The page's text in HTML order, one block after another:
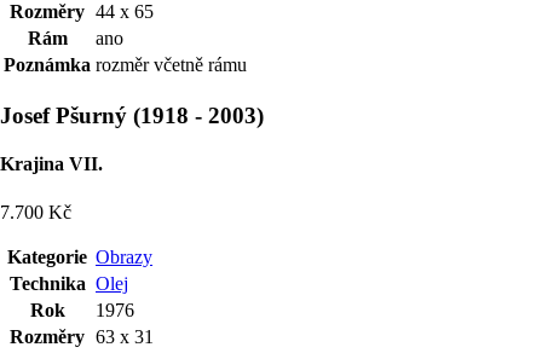
Rozměry 44 x 65
Rám
ano
Poznámka rozměr včetně rámu
Josef Pšurný (1918 - 2003)
Krajina VII.
7.700 Kč
Kategorie Obrazy
Technika Olej
Rok
1976
Rozměry 63 x 31